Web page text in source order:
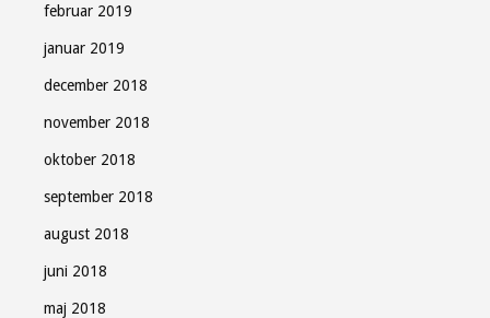
februar 2019
januar 2019
december 2018
november 2018
oktober 2018
september 2018
august 2018
juni 2018
maj 2018